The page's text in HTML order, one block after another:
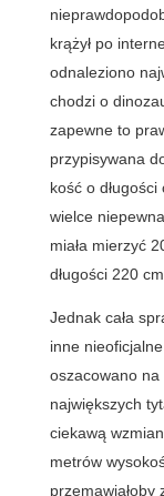
krążył po
odnaleziono
chodzi o
zapewne to
przypisywana
kość o
wielce
miała mierzyć
długości 220
Jednak cała
inne
oszacowano na
największych
ciekawą
metrów